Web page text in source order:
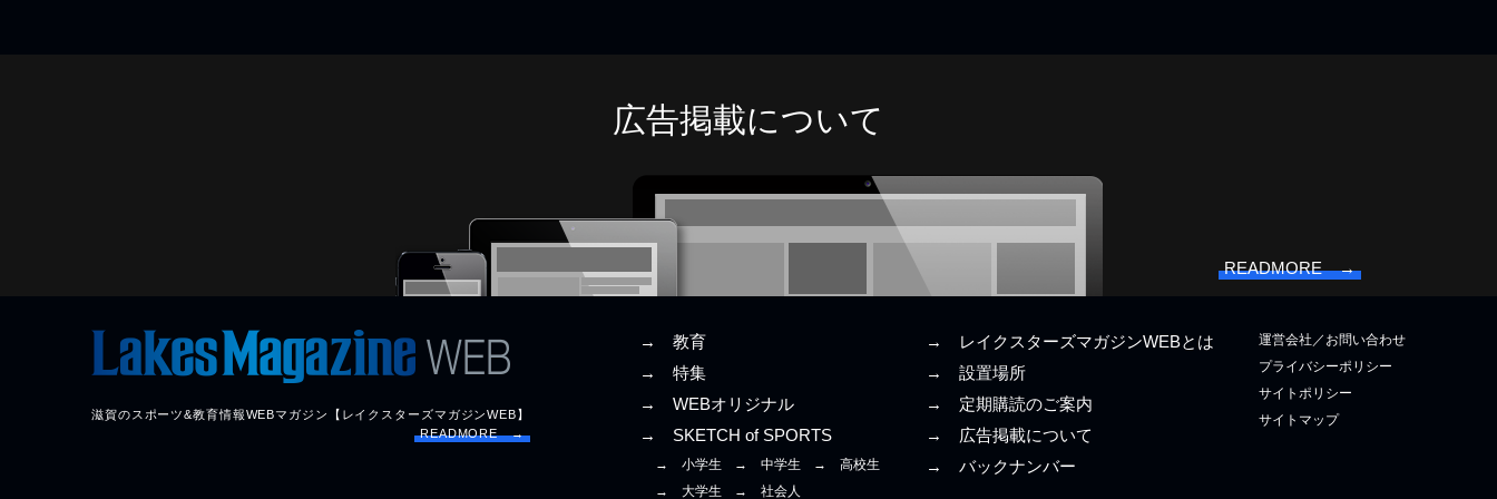
広告掲載について
READMORE →
滋賀のスポーツ&教育情報WEBマガジン【レイクスターズマガジンWEB】
READMORE →
→ 教育
→ 特集
→ WEBオリジナル
→ SKETCH of SPORTS
→ 小学生 → 中学生
→ 高校生
→ 大学生
→ 社会人
→ レイクスターズマガジンWEBとは
→ 設置場所
→ 定期購読のご案内
→ 広告掲載について
→ バックナンバー
運営会社／お問い合わせ
プライバシーポリシー
サイトポリシー
サイトマップ